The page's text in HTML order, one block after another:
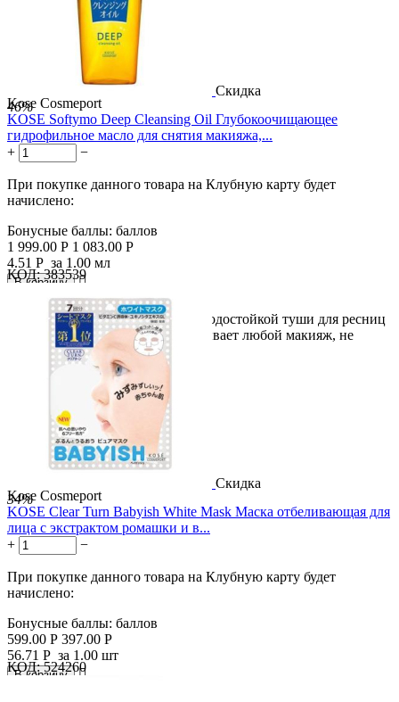
Скидка
46%
Kose Cosmeport
KOSE Softymo Deep Cleansing Oil Глубокоочищающее
гидрофильное масло для снятия макияжа,...
+
−
При покупке данного товара на Клубную карту будет
начислено:
Бонусные баллы: баллов
1 999.00 Р 1 083.00 Р
4.51 Р за 1.00 мл
В корзину

Подходит для снятия ББ крема, водостойкой туши для ресниц
и другого макияжа. Отлично смывает любой макияж, не
щиплет...
КОД: 383539
Скидка
34%
Kose Cosmeport
KOSE Clear Turn Babyish White Mask Маска отбеливающая для
лица с экстрактом ромашки и в...
+
−
При покупке данного товара на Клубную карту будет
начислено:
Бонусные баллы: баллов
599.00 Р 397.00 Р
56.71 Р за 1.00 шт
В корзину

КОД: 524260